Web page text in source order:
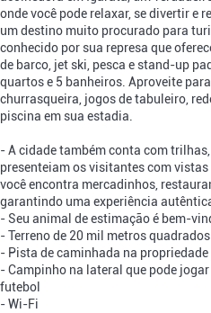
onde você pode relaxar, se divertir e
um destino muito procurado para
conhecido por sua represa que
de barco, jet ski, pesca e stand-up
quartos e 5 banheiros. Aproveite
churrasqueira, jogos de tabuleiro,
piscina em sua estadia.
- A cidade também conta com
presenteiam os visitantes com
você encontra mercadinhos,
garantindo uma experiência
- Seu animal de estimação é bem-
- Terreno de 20 mil metros quadrados
- Pista de caminhada na propriedade
- Campinho na lateral que pode
futebol
- Wi-Fi